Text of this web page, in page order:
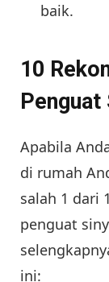
baik.
10
Penguat
Apabila
di rumah
salah 1 dari
penguat
ini: